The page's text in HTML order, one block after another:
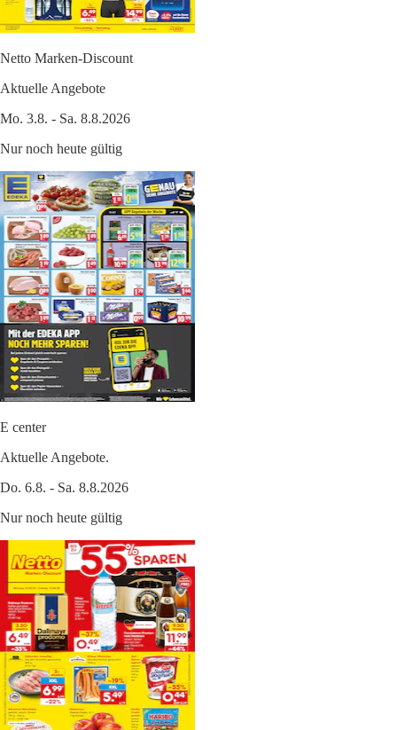
Netto Marken-Discount
Aktuelle Angebote
Mo. 3.8. - Sa. 8.8.2026
Nur noch heute gültig
E center
Aktuelle Angebote.
Do. 6.8. - Sa. 8.8.2026
Nur noch heute gültig